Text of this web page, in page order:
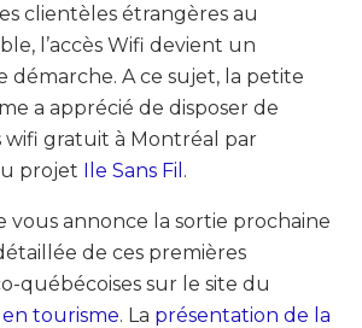
clientèles étrangères au
l’accès Wifi devient un
démarche. A ce sujet, la petite
a apprécié de disposer de
wifi gratuit à Montréal par
projet Ile Sans Fil .
vous annonce la sortie prochaine
de ces premières
québécoises sur le site du
tourisme. La présentation de la